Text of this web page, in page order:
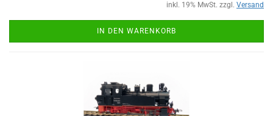
inkl. 19% MwSt. zzgl. Versand
IN DEN WARENKORB